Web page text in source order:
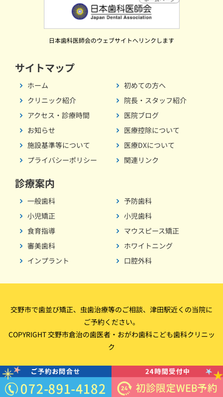
日本歯科医師会のウェブサイトへリンクします
サイトマップ
ホーム
初めての方へ
クリニック紹介
院長・スタッフ紹介
アクセス・診療時間
医院ブログ
お知らせ
医療控除について
施設基準等について
医療DXについて
プライバシーポリシー
関連リンク
診療案内
一般歯科
予防歯科
小児矯正
小児歯科
食育指導
マウスピース矯正
審美歯科
ホワイトニング
インプラント
口腔外科
交野市で歯並び矯正、虫歯治療等のご相談、津田駅近くの当院に
ご予約ください。
COPYRIGHT 交野市倉治の歯医者・おがわ歯科こども歯科クリニッ
ク